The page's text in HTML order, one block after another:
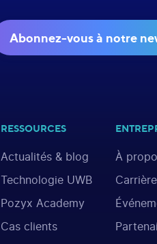
Abonnez-vous à notre
RESSOURCES
Actualités & blog
Technologie UWB
Pozyx Academy
Cas clients
À